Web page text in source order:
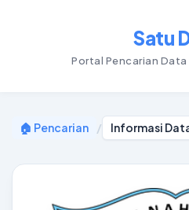
Satu
Portal Pencarian
🏠 Pencarian / Informasi